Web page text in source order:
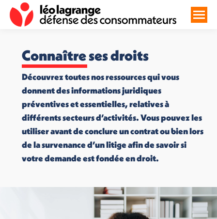
Connaître ses droits
Découvrez toutes nos ressources qui vous
donnent des informations juridiques
préventives et essentielles, relatives à
différents secteurs d’activités. Vous pouvez les
utiliser avant de conclure un contrat ou bien lors
de la survenance d’un litige afin de savoir si
votre demande est fondée en droit.